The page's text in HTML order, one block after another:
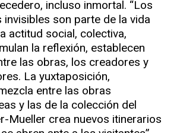
incluso inmortal. “Los
invisibles son parte de la vida
actitud social, colectiva,
la reflexión, establecen
las obras, los creadores y
La yuxtaposición,
entre las obras
y las de la colección del
Mueller crea nuevos itinerarios